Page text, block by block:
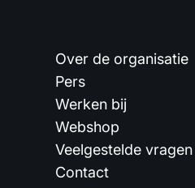
Over de organisatie
Pers
Werken bij
Webshop
Veelgestelde vragen
Contact